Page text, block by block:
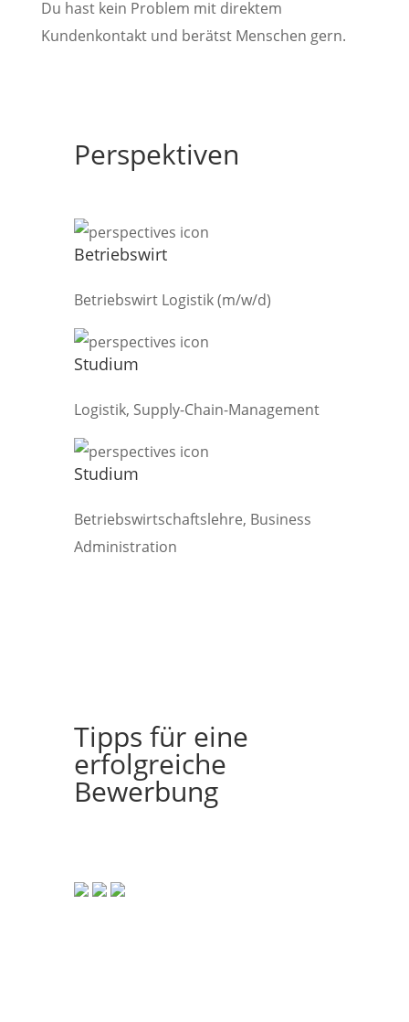
Du hast kein Problem mit direktem
Kundenkontakt und berätst Menschen gern.
Perspektiven
Betriebswirt
Betriebswirt Logistik (m/w/d)
Studium
Logistik, Supply-Chain-Management
Studium
Betriebswirtschaftslehre, Business
Administration
Tipps für eine
erfolgreiche
Bewerbung